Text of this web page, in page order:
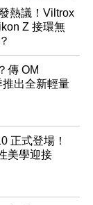
熱議！Viltrox
Z 接環無
傳 OM
出全新輕量
正式登場！
美學迎接